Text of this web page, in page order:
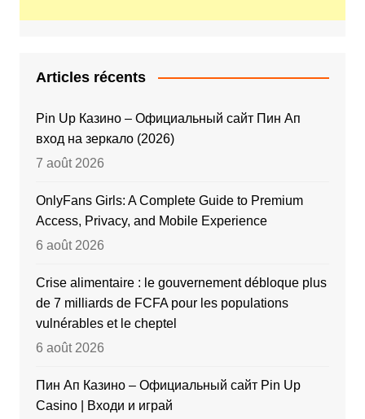
Articles récents
Pin Up Казино – Официальный сайт Пин Ап
вход на зеркало (2026)
7 août 2026
OnlyFans Girls: A Complete Guide to Premium
Access, Privacy, and Mobile Experience
6 août 2026
Crise alimentaire : le gouvernement débloque plus
de 7 milliards de FCFA pour les populations
vulnérables et le cheptel
6 août 2026
Пин Ап Казино – Официальный сайт Pin Up
Casino | Входи и играй